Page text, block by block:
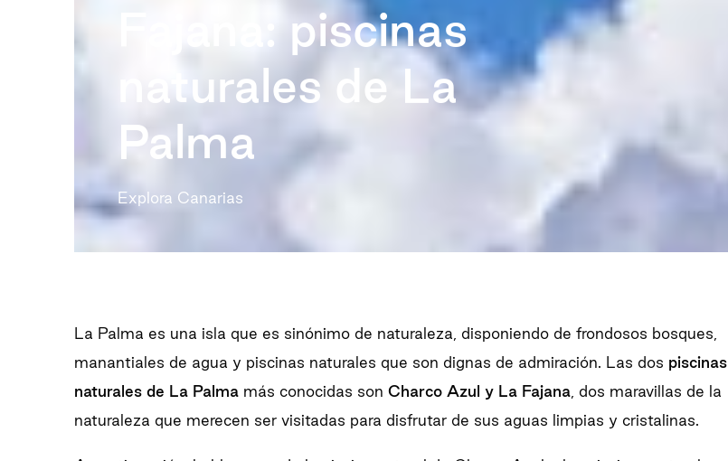
Fajana: piscinas
naturales de La
Palma
Explora Canarias
La Palma es una isla que es sinónimo de naturaleza, disponiendo de frondosos bosques,
manantiales de agua y piscinas naturales que son dignas de admiración. Las dos piscinas
naturales de La Palma más conocidas son Charco Azul y La Fajana , dos maravillas de la
naturaleza que merecen ser visitadas para disfrutar de sus aguas limpias y cristalinas.